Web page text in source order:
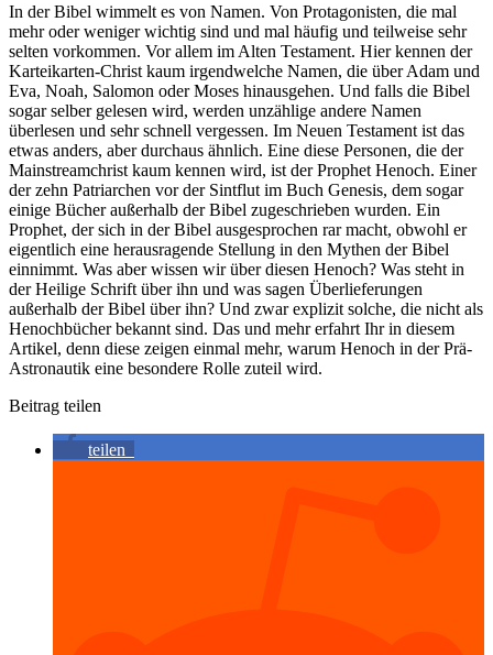
In der Bibel wimmelt es von Namen. Von Protagonisten, die mal
mehr oder weniger wichtig sind und mal häufig und teilweise sehr
selten vorkommen. Vor allem im Alten Testament. Hier kennen der
Karteikarten-Christ kaum irgendwelche Namen, die über Adam und
Eva, Noah, Salomon oder Moses hinausgehen. Und falls die Bibel
sogar selber gelesen wird, werden unzählige andere Namen
überlesen und sehr schnell vergessen. Im Neuen Testament ist das
etwas anders, aber durchaus ähnlich. Eine diese Personen, die der
Mainstreamchrist kaum kennen wird, ist der Prophet Henoch. Einer
der zehn Patriarchen vor der Sintflut im Buch Genesis, dem sogar
einige Bücher außerhalb der Bibel zugeschrieben wurden. Ein
Prophet, der sich in der Bibel ausgesprochen rar macht, obwohl er
eigentlich eine herausragende Stellung in den Mythen der Bibel
einnimmt. Was aber wissen wir über diesen Henoch? Was steht in
der Heilige Schrift über ihn und was sagen Überlieferungen
außerhalb der Bibel über ihn? Und zwar explizit solche, die nicht als
Henochbücher bekannt sind. Das und mehr erfahrt Ihr in diesem
Artikel, denn diese zeigen einmal mehr, warum Henoch in der Prä-
Astronautik eine besondere Rolle zuteil wird.
Beitrag teilen
teilen